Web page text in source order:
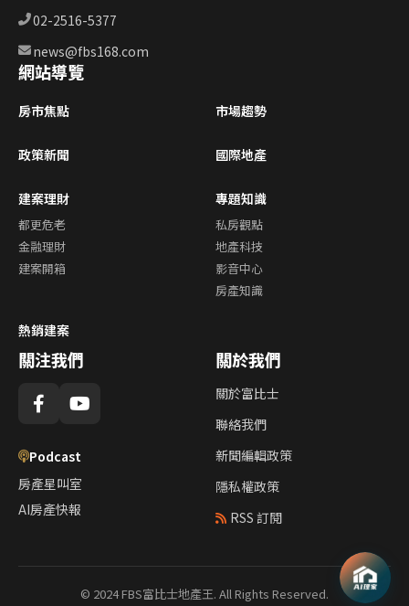
02-2516-5377
news@fbs168.com
網站導覽
房市焦點 市場趨勢
政策新聞 國際地產
建案理財
都更危老
金融理財
建案開箱
專題知識
私房觀點
地產科技
影音中心
房產知識
熱銷建案
關注我們
Podcast
房產星叫室
AI房產快報
關於我們
關於富比士
聯絡我們
新聞編輯政策
隱私權政策
RSS 訂閱
© 2024 FBS富比士地產王. All Rights Reserved.